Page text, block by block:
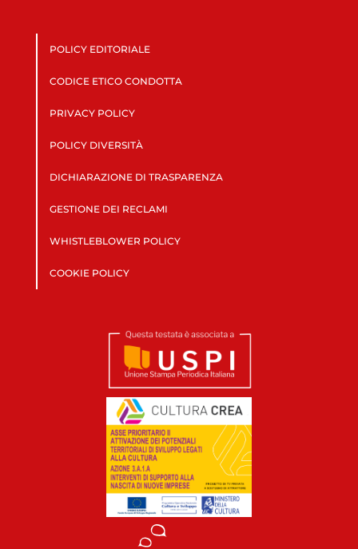
POLICY EDITORIALE
CODICE ETICO CONDOTTA
PRIVACY POLICY
POLICY DIVERSITÀ
DICHIARAZIONE DI TRASPARENZA
GESTIONE DEI RECLAMI
WHISTLEBLOWER POLICY
COOKIE POLICY